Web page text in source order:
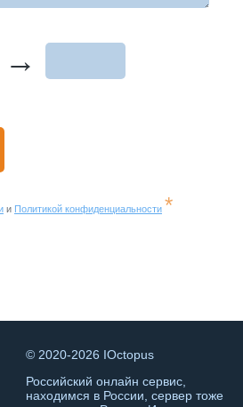
→
и Политикой конфиденциальности *
© 2020-2026 IOctopus
Российский онлайн сервис,
находимся в России, сервер тоже